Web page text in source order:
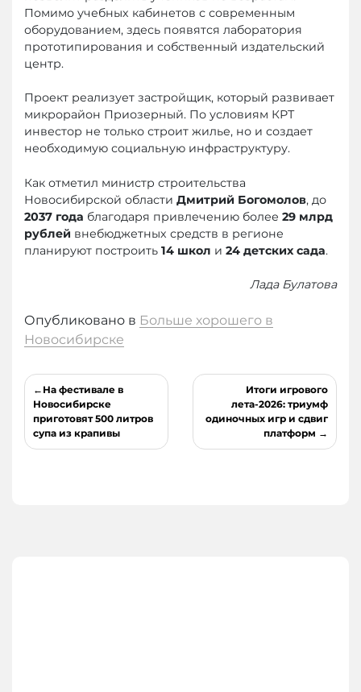
Помимо учебных кабинетов с современным
оборудованием, здесь появятся лаборатория
прототипирования и собственный издательский
центр.
Проект реализует застройщик, который развивает
микрорайон Приозерный. По условиям КРТ
инвестор не только строит жилье, но и создает
необходимую социальную инфраструктуру.
Как отметил министр строительства
Новосибирской области Дмитрий Богомолов, до
2037 года благодаря привлечению более 29 млрд
рублей внебюджетных средств в регионе
планируют построить 14 школ и 24 детских сада.
Лада Булатова
Опубликовано в Больше хорошего в
Новосибирске
Навигация
по
записям
На фестивале в
Новосибирске
приготовят 500 литров
супа из крапивы
Итоги игрового
лета-2026: триумф
одиночных игр и сдвиг
платформ